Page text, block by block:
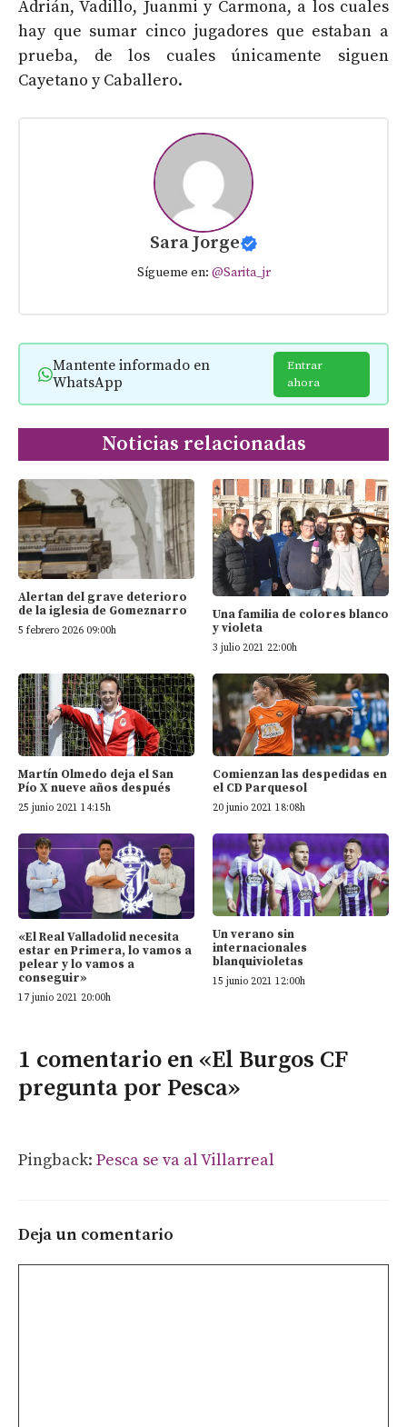
Adrián, Vadillo, Juanmi y Carmona, a los cuales
hay que sumar cinco jugadores que estaban a
prueba, de los cuales únicamente siguen
Cayetano y Caballero.
Sara Jorge
Sígueme en: @Sarita_jr
Mantente informado en
WhatsApp
Entrar
ahora
Noticias relacionadas
Alertan del grave deterioro
de la iglesia de Gomeznarro
5 febrero 2026 09:00h
Una familia de colores blanco
y violeta
3 julio 2021 22:00h
Martín Olmedo deja el San
Pío X nueve años después
25 junio 2021 14:15h
Comienzan las despedidas en
el CD Parquesol
20 junio 2021 18:08h
«El Real Valladolid necesita
estar en Primera, lo vamos a
pelear y lo vamos a
conseguir»
17 junio 2021 20:00h
Un verano sin
internacionales
blanquivioletas
15 junio 2021 12:00h
1 comentario en «El Burgos CF
pregunta por Pesca»
Pingback: Pesca se va al Villarreal
Deja un comentario